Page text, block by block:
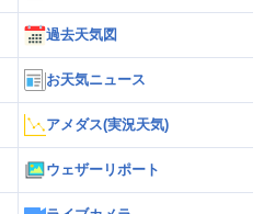
過去天気図
お天気ニュース
アメダス(実況天気)
ウェザーリポート